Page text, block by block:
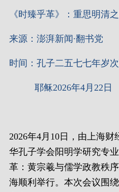
《时臻乎革》：重思明清
来源：澎湃新闻∙翻书党
时间：孔子二五七七年岁
耶稣2026年4月22日
2026年4月10日，由上海
华孔子学会阳明学研究专
革：黄宗羲与儒学政教秩
海顺利举行。本次会议围